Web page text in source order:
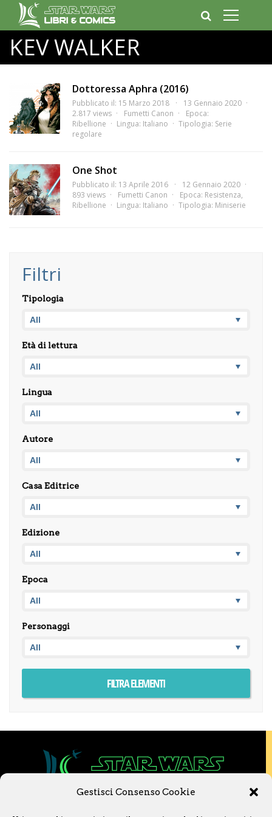
Gestisci Consenso Cookie
KEV WALKER
Dottoressa Aphra (2016)
Pubblicato il: 15 Marzo 2018
13 Gennaio 2020
2.817 views
Fumetti Canon
Epoca:
Ribellione
Lingua: Italiano Tipologia: Serie
regolare
One Shot
Pubblicato il: 13 Aprile 2016
12 Gennaio 2020
893 views
Fumetti Canon Epoca: Resistenza,
Ribellione
Lingua: Italiano Tipologia: Miniserie
Filtri
Tipologia
Età di lettura
Lingua
Autore
Casa Editrice
Edizione
Epoca
Personaggi